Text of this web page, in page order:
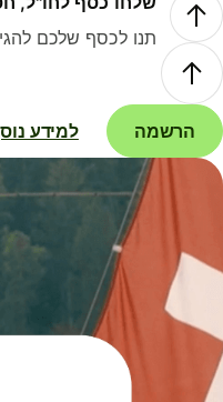
תנו לכסף שלכם
הרשמה למידע נוסף